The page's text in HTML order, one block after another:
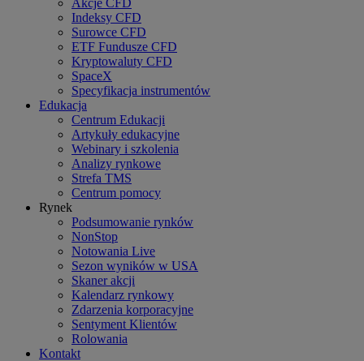
Indeksy CFD
Surowce CFD
ETF Fundusze CFD
Kryptowaluty CFD
SpaceX
Specyfikacja instrumentów
Edukacja
Centrum Edukacji
Artykuły edukacyjne
Webinary i szkolenia
Analizy rynkowe
Strefa TMS
Centrum pomocy
Rynek
Podsumowanie rynków
NonStop
Notowania Live
Sezon wyników w USA
Skaner akcji
Kalendarz rynkowy
Zdarzenia korporacyjne
Sentyment Klientów
Rolowania
Kontakt